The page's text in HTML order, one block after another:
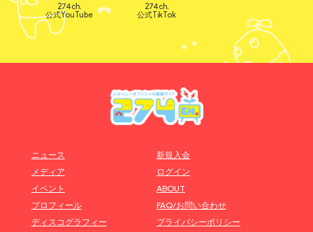
274ch.
公式YouTube
274ch.
公式TikTok
ニュース
メディア
イベント
プロフィール
ディスコグラフィー
新規入会
ログイン
ABOUT
FAQ/お問い合わせ
プライバシーポリシー